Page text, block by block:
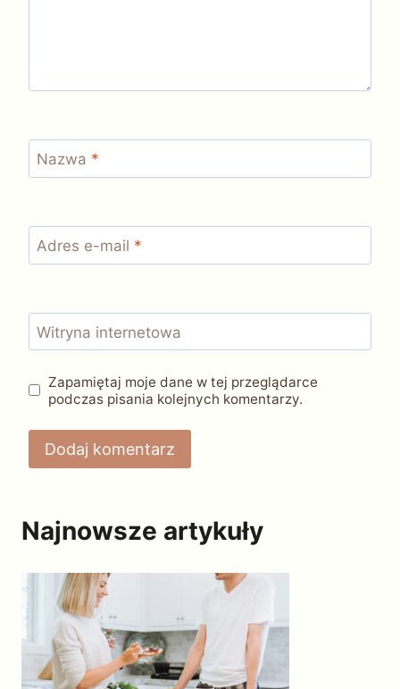
Nazwa *
Adres e-mail *
Witryna internetowa
Zapamiętaj moje dane w tej przeglądarce
podczas pisania kolejnych komentarzy.
Najnowsze artykuły